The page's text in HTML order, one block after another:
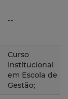
--
Curso
Institucional
em Escola de
Gestão;